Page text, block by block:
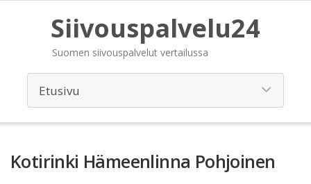
Siivouspalvelu24
Suomen siivouspalvelut vertailussa
Kotirinki Hämeenlinna Pohjoinen